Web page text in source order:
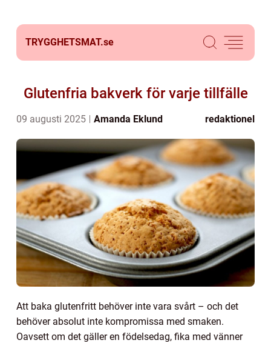
TRYGGHETSMAT.se
Glutenfria bakverk för varje tillfälle
09 augusti 2025 Amanda Eklund redaktionel
Att baka glutenfritt behöver inte vara svårt – och det
behöver absolut inte kompromissa med smaken.
Oavsett om det gäller en födelsedag, fika med vänner